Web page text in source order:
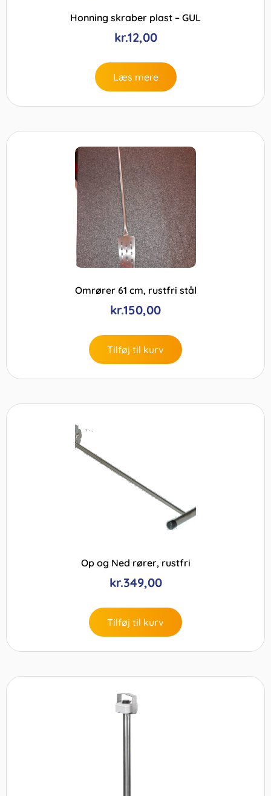
Honning skraber plast – GUL
kr.12,00
Læs mere
Omrører 61 cm, rustfri stål
kr.150,00
Tilføj til kurv
Op og Ned rører, rustfri
kr.349,00
Tilføj til kurv